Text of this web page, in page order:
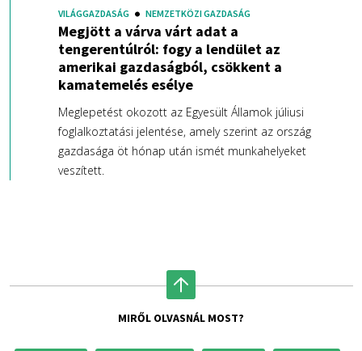
VILÁGGAZDASÁG NEMZETKÖZI GAZDASÁG
Megjött a várva várt adat a
tengerentúlról: fogy a lendület az
amerikai gazdaságból, csökkent a
kamatemelés esélye
Meglepetést okozott az Egyesült Államok júliusi
foglalkoztatási jelentése, amely szerint az ország
gazdasága öt hónap után ismét munkahelyeket
veszített.
MIRŐL OLVASNÁL MOST?